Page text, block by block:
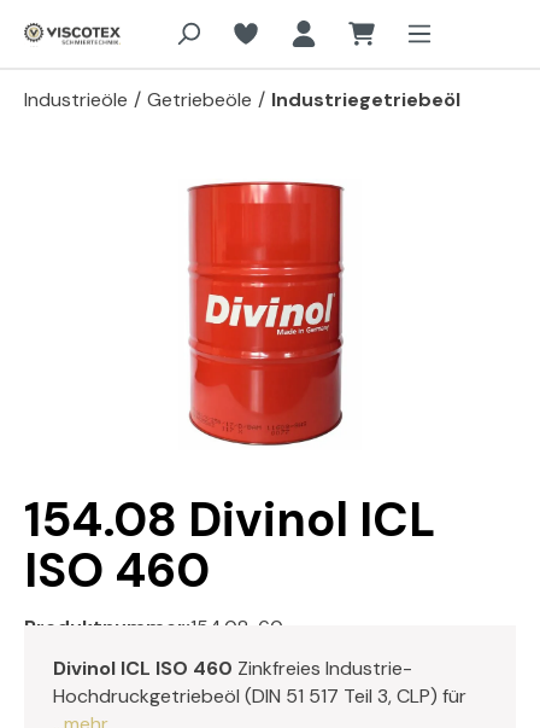
Zum Hauptinhalt springen
Industrieöle / Getriebeöle / Industriegetriebeöl
Bildergalerie überspringen
154.08 Divinol ICL
ISO 460
Produktnummer:154.08-60
Divinol ICL ISO 460 Zinkfreies Industrie-
Hochdruckgetriebeöl (DIN 51 517 Teil 3, CLP) für